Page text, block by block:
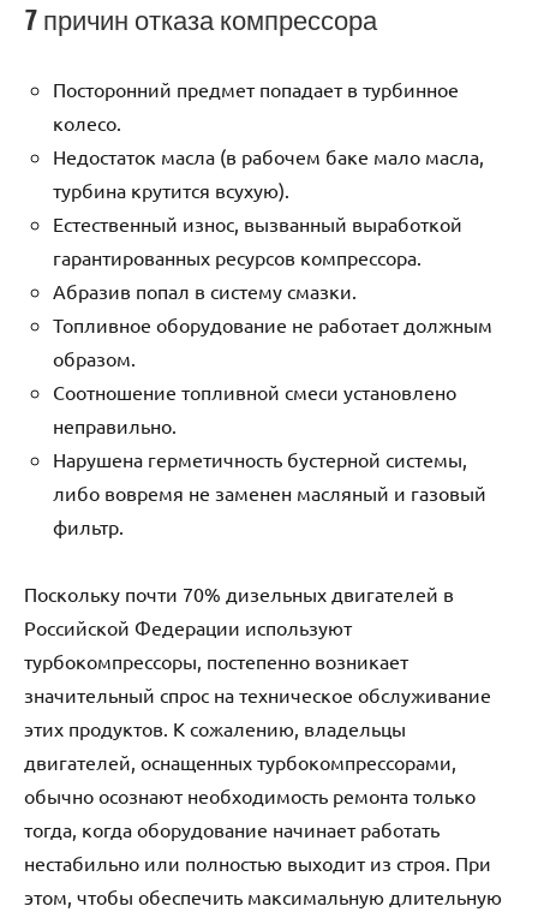
7 причин отказа компрессора
Посторонний предмет попадает в турбинное
колесо.
Недостаток масла (в рабочем баке мало масла,
турбина крутится всухую).
Естественный износ, вызванный выработкой
гарантированных ресурсов компрессора.
Абразив попал в систему смазки.
Топливное оборудование не работает должным
образом.
Соотношение топливной смеси установлено
неправильно.
Нарушена герметичность бустерной системы,
либо вовремя не заменен масляный и газовый
фильтр.
Поскольку почти 70% дизельных двигателей в
Российской Федерации используют
турбокомпрессоры, постепенно возникает
значительный спрос на техническое обслуживание
этих продуктов. К сожалению, владельцы
двигателей, оснащенных турбокомпрессорами,
обычно осознают необходимость ремонта только
тогда, когда оборудование начинает работать
нестабильно или полностью выходит из строя. При
этом, чтобы обеспечить максимальную длительную